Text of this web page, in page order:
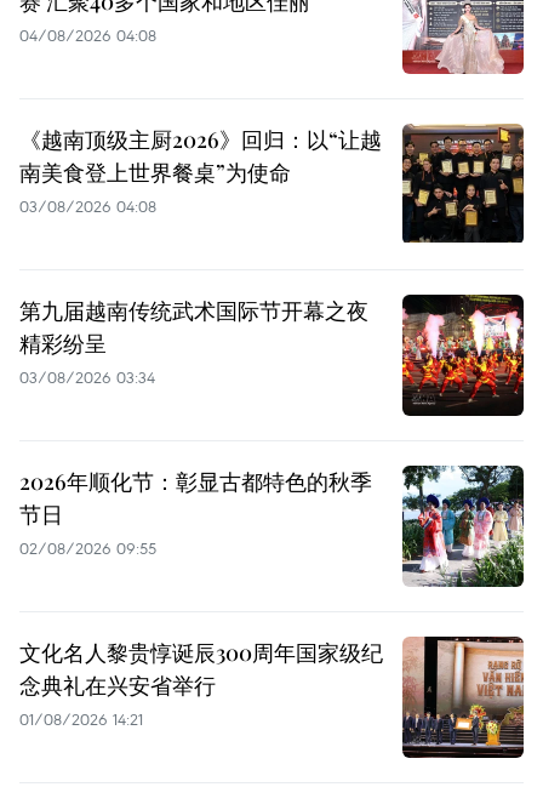
04/08/2026 04:08
《越南顶级主厨2026》回归：以“让越
南美食登上世界餐桌”为使命
03/08/2026 04:08
第九届越南传统武术国际节开幕之夜
精彩纷呈
03/08/2026 03:34
2026年顺化节：彰显古都特色的秋季
节日
02/08/2026 09:55
文化名人黎贵惇诞辰300周年国家级纪
念典礼在兴安省举行
01/08/2026 14:21